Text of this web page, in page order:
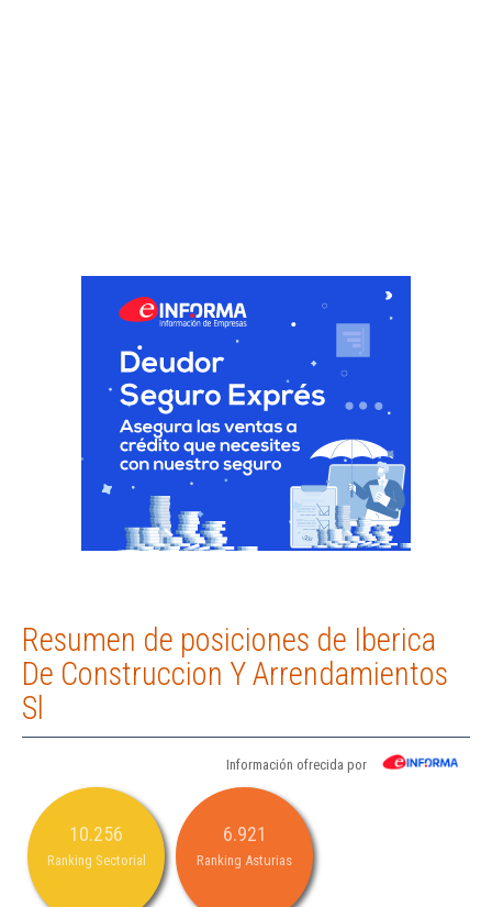
Resumen de posiciones de Iberica
De Construccion Y Arrendamientos
Sl
Información ofrecida por
10.256
Ranking Sectorial
6.921
Ranking Asturias